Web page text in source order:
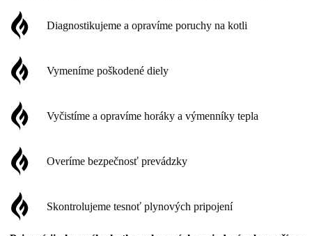
Diagnostikujeme a opravíme poruchy na kotli
Vymeníme poškodené diely
Vyčistíme a opravíme horáky a výmenníky tepla
Overíme bezpečnosť prevádzky
Skontrolujeme tesnoť plynových pripojení